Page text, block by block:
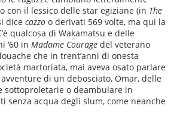
con il lessico delle star egiziane (in The
dicecazzoo derivati 569 volte, ma qui la
qualcosa di Wakamatsu e delle
‘60 inMadame Courage del veterano
che in trent’anni di onesta
martoriata, mai aveva osato parlare
di un debosciato, Omar, delle
sottoproletarie o deambulare in
senza acqua degli slum, come neanche